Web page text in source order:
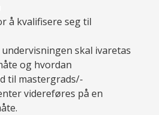
å kvalifisere seg til
skal ivaretas
og hvordan
til mastergrads/-
videreføres på en